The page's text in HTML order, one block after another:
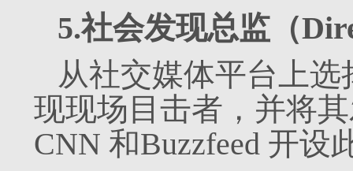
5.社会发现总监（
从社交媒体平台上
现现场目击者，并将
CNN 和Buzzfeed 开设